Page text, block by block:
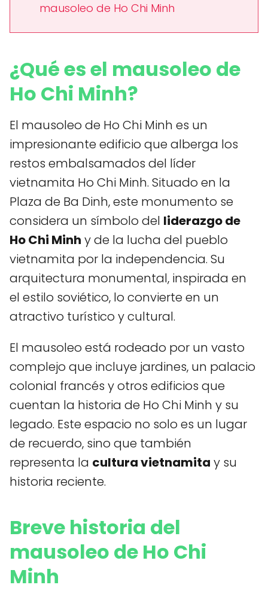
mausoleo de Ho Chi Minh
¿Qué es el mausoleo de
Ho Chi Minh?
El mausoleo de Ho Chi Minh es un
impresionante edificio que alberga los
restos embalsamados del líder
vietnamita Ho Chi Minh. Situado en la
Plaza de Ba Dinh, este monumento se
considera un símbolo del liderazgo de
Ho Chi Minh y de la lucha del pueblo
vietnamita por la independencia. Su
arquitectura monumental, inspirada en
el estilo soviético, lo convierte en un
atractivo turístico y cultural.
El mausoleo está rodeado por un vasto
complejo que incluye jardines, un palacio
colonial francés y otros edificios que
cuentan la historia de Ho Chi Minh y su
legado. Este espacio no solo es un lugar
de recuerdo, sino que también
representa la cultura vietnamita y su
historia reciente.
Breve historia del
mausoleo de Ho Chi
Minh